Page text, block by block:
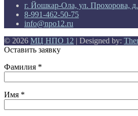
г. Йошкар-Ола, ул. Прохорова,
8-991-462-50-75
info@npo12.ru
© 2026 МЦ НПО 12 | Designed by:
Оставить заявку
Фамилия *
Имя *